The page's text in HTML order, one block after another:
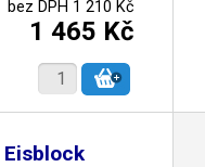
bez DPH 1 210 Kč
1 465 Kč